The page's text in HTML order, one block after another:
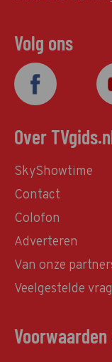
Volg ons
Over
SkyShowtime
Contact
Colofon
Adverteren
Van onze
Veelgestelde